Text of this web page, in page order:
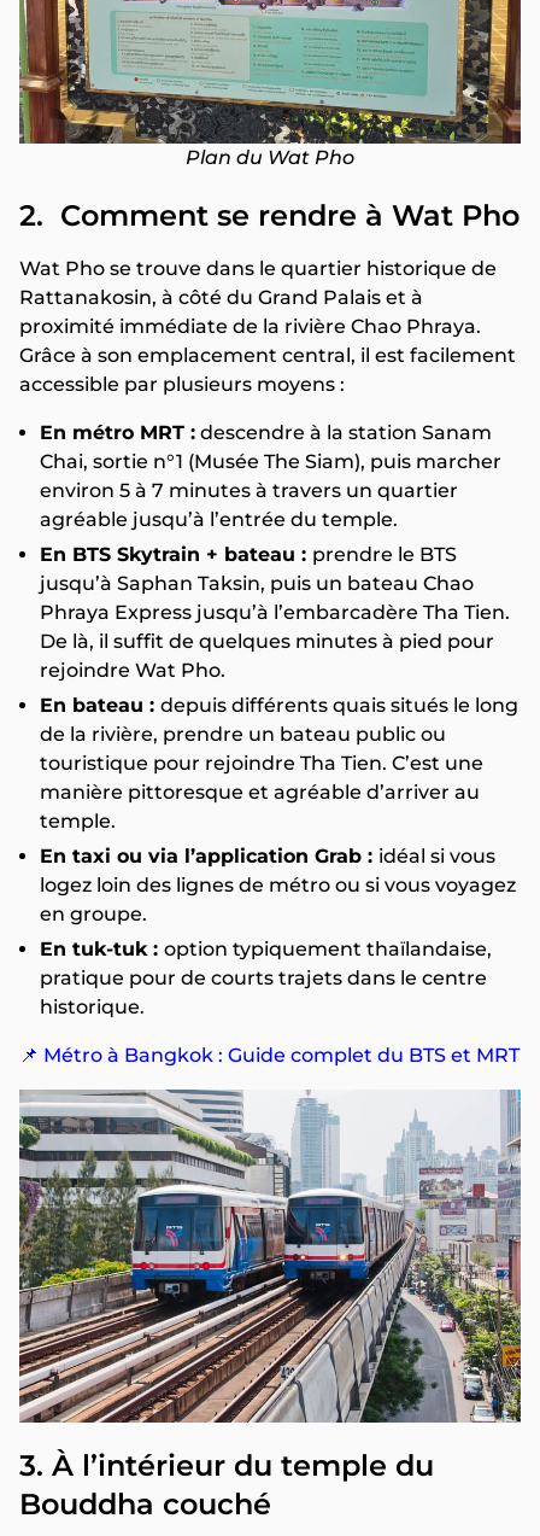
Plan du Wat Pho
2. Comment se rendre à Wat Pho
Wat Pho se trouve dans le quartier historique de
Rattanakosin, à côté du Grand Palais et à
proximité immédiate de la rivière Chao Phraya.
Grâce à son emplacement central, il est facilement
accessible par plusieurs moyens :
En métro MRT : descendre à la station Sanam
Chai, sortie n°1 (Musée The Siam), puis marcher
environ 5 à 7 minutes à travers un quartier
agréable jusqu’à l’entrée du temple.
En BTS Skytrain + bateau : prendre le BTS
jusqu’à Saphan Taksin, puis un bateau Chao
Phraya Express jusqu’à l’embarcadère Tha Tien.
De là, il suffit de quelques minutes à pied pour
rejoindre Wat Pho.
En bateau : depuis différents quais situés le long
de la rivière, prendre un bateau public ou
touristique pour rejoindre Tha Tien. C’est une
manière pittoresque et agréable d’arriver au
temple.
En taxi ou via l’application Grab : idéal si vous
logez loin des lignes de métro ou si vous voyagez
en groupe.
En tuk-tuk : option typiquement thaïlandaise,
pratique pour de courts trajets dans le centre
historique.
📌 Métro à Bangkok : Guide complet du BTS et MRT
3. À l’intérieur du temple du
Bouddha couché